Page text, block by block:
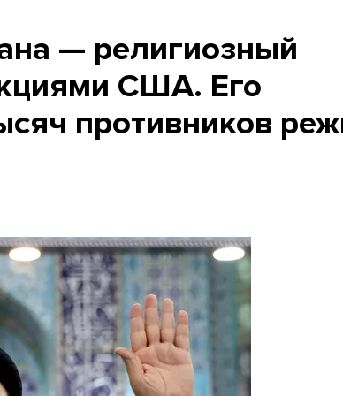
— религиозный
США. Его
противников